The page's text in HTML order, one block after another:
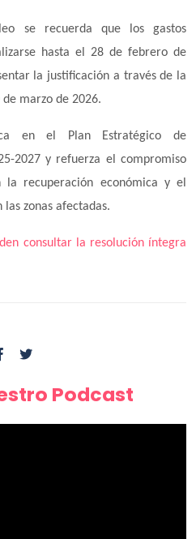
se recuerda que los gastos
hasta el 28 de febrero de
la justificación a través de la
marzo de 2026.
en el Plan Estratégico de
2027 y refuerza el compromiso
recuperación económica y el
zonas afectadas.
consultar la resolución íntegra
Podcast